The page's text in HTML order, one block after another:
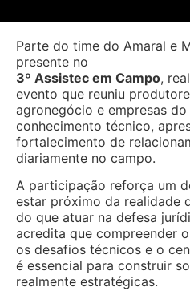
Parte do time do Amaral e
presente no
3º Assistec em Campo,
evento que reuniu
agronegócio e empresas
conhecimento técnico,
fortalecimento de
diariamente no campo.
A participação reforça um
estar próximo da realidade
do que atuar na defesa
acredita que compreender
os desafios técnicos e o
é essencial para construir
realmente estratégicas.